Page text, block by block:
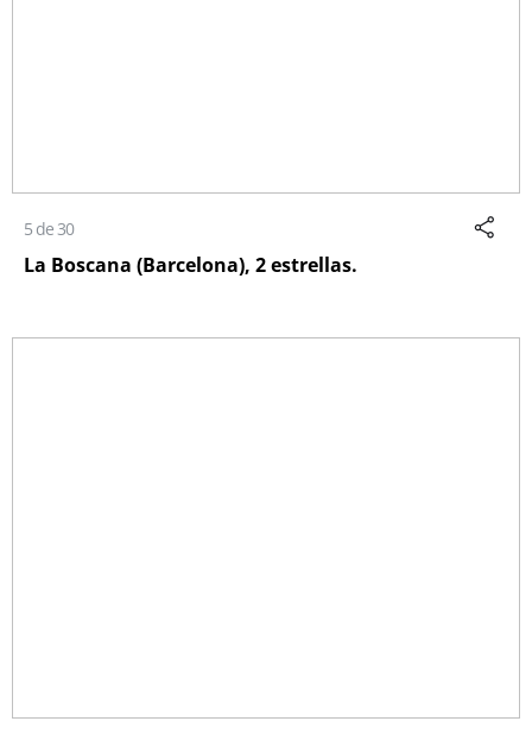
5 de 30
La Boscana (Barcelona), 2 estrellas.